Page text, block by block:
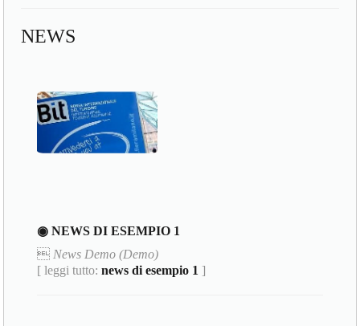
NEWS
◉ NEWS DI ESEMPIO 1
 News Demo (Demo)
[ leggi tutto:news di esempio 1 ]